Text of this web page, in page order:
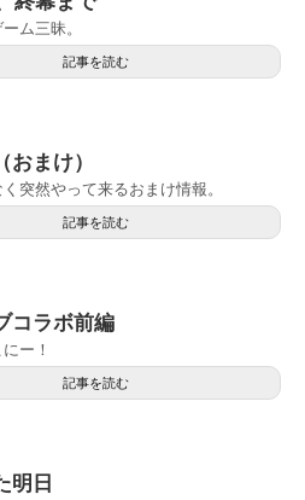
ム三昧。
記事を読む
おまけ）
突然やって来るおまけ情報。
記事を読む
コラボ前編
ー！
記事を読む
明日